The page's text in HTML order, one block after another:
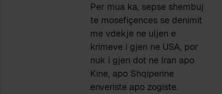
Per mua ka, sepse shembuj
te mosefiçences se denimit
me vdekje ne uljen e
krimeve i gjen ne USA, por
nuk i gjen dot ne Iran apo
Kine, apo Shqiperine
enveriste apo zogiste.